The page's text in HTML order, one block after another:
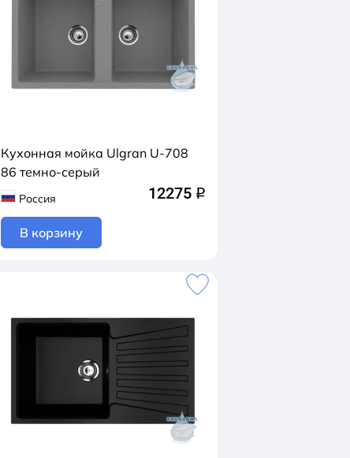
Кухонная мойка Ulgran U-708
86 темно-серый
Россия 12275 q
В корзину